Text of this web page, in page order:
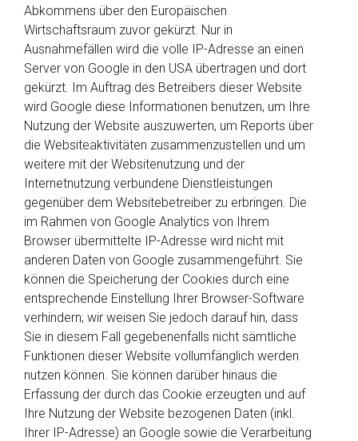
Abkommens über den Europäischen
Wirtschaftsraum zuvor gekürzt. Nur in
Ausnahmefällen wird die volle IP-Adresse an einen
Server von Google in den USA übertragen und dort
gekürzt. Im Auftrag des Betreibers dieser Website
wird Google diese Informationen benutzen, um Ihre
Nutzung der Website auszuwerten, um Reports über
die Websiteaktivitäten zusammenzustellen und um
weitere mit der Websitenutzung und der
Internetnutzung verbundene Dienstleistungen
gegenüber dem Websitebetreiber zu erbringen. Die
im Rahmen von Google Analytics von Ihrem
Browser übermittelte IP-Adresse wird nicht mit
anderen Daten von Google zusammengeführt. Sie
können die Speicherung der Cookies durch eine
entsprechende Einstellung Ihrer Browser-Software
verhindern; wir weisen Sie jedoch darauf hin, dass
Sie in diesem Fall gegebenenfalls nicht sämtliche
Funktionen dieser Website vollumfänglich werden
nutzen können. Sie können darüber hinaus die
Erfassung der durch das Cookie erzeugten und auf
Ihre Nutzung der Website bezogenen Daten (inkl.
Ihrer IP-Adresse) an Google sowie die Verarbeitung